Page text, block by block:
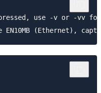
use -v or -vv